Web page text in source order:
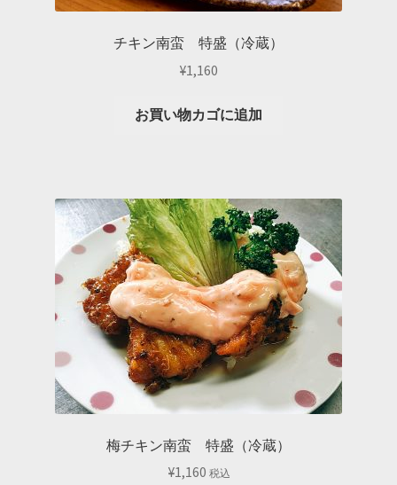
チキン南蛮 特盛（冷蔵）
¥1,160
お買い物カゴに追加
梅チキン南蛮 特盛（冷蔵）
¥1,160 税込